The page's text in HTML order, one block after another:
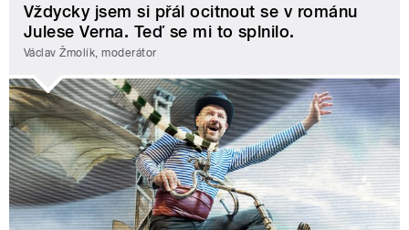
Vždycky jsem si přál ocitnout se v románu
Julese Verna. Teď se mi to splnilo.
Václav Žmolík, moderátor